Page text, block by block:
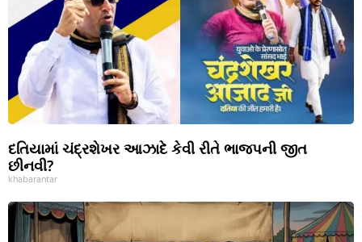
દતિયામાં ચંદ્રશેખર આઝાદે કેવી રીતે ભાજપની જીત
છીનવી?
khabarantar